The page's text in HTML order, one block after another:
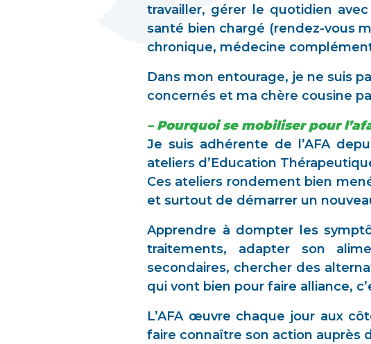
travailler, gérer le quotidien
santé bien chargé (rendez-vous
chronique, médecine
Dans mon entourage, je ne suis
concernés et ma chère cousine
– Pourquoi se mobiliser pour
Je suis adhérente de l’AFA
ateliers d’Education
Ces ateliers rondement bien
et surtout de démarrer un
Apprendre à dompter les
traitements, adapter son
secondaires, chercher des
qui vont bien pour faire alliance,
L’AFA œuvre chaque jour aux
faire connaître son action auprès